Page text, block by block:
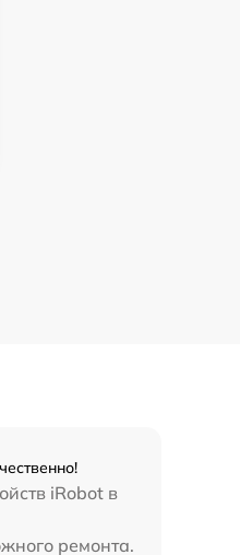
iRobot в
ремонта.